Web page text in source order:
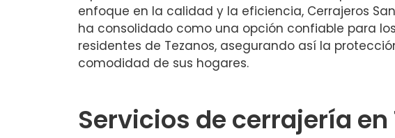
enfoque en la calidad y la eficiencia, Cerrajeros
ha consolidado como una opción confiable para los
residentes de Tezanos, asegurando así la
comodidad de sus hogares.
Servicios de cerrajería en